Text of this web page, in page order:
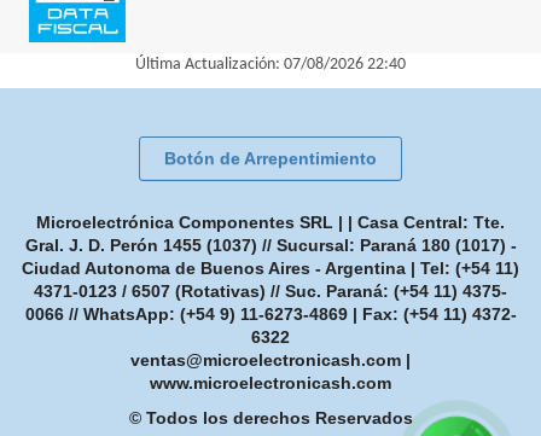
Última Actualización: 07/08/2026 22:40
Botón de Arrepentimiento
Microelectrónica Componentes SRL | | Casa Central: Tte.
Gral. J. D. Perón 1455 (1037) // Sucursal: Paraná 180 (1017) -
Ciudad Autonoma de Buenos Aires - Argentina | Tel: (+54 11)
4371-0123 / 6507 (Rotativas) // Suc. Paraná: (+54 11) 4375-
0066 // WhatsApp: (+54 9) 11-6273-4869| Fax: (+54 11) 4372-
6322
ventas@microelectronicash.com |
www.microelectronicash.com
© Todos los derechos Reservados